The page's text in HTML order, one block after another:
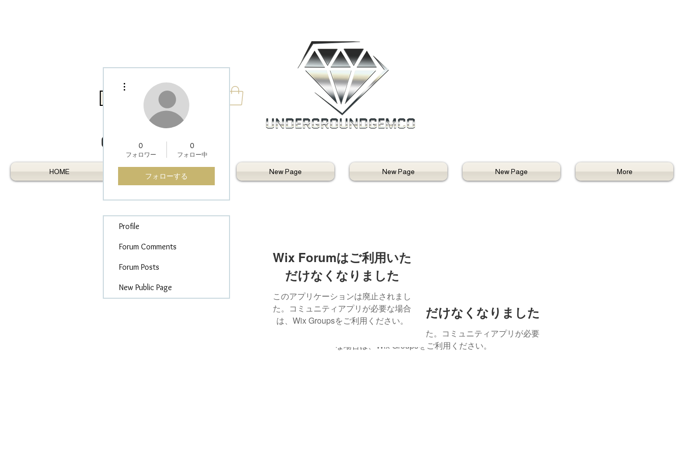
Log In / Register As Trade
HOME AUSTRALIAN GEMS New Page New Page New Page More
Wix Forumはご利用いただけなくなりました
このアプリケーションは廃止されました。コミュニティアプリが必要
な場合は、Wix Groupsをご利用ください。
Wix Forumはご利用いた
だけなくなりました
このアプリケーションは廃止されまし
た。コミュニティアプリが必要な場合
は、Wix Groupsをご利用ください。
0
フォロワー
0
フォロー中
フォローする
Profile
Forum Comments
Forum Posts
New Public Page